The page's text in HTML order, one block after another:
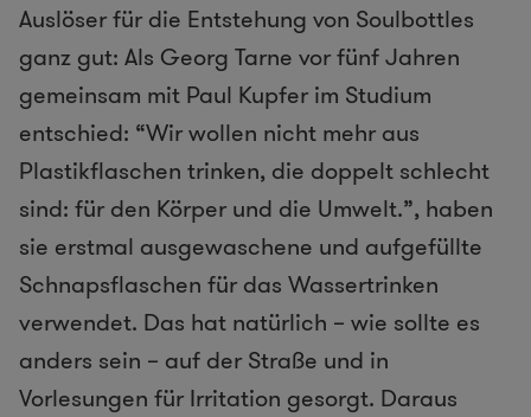
Auslöser für die Entstehung von Soulbottles
ganz gut: Als Georg Tarne vor fünf Jahren
gemeinsam mit Paul Kupfer im Studium
entschied: “Wir wollen nicht mehr aus
Plastikflaschen trinken, die doppelt schlecht
sind: für den Körper und die Umwelt.”, haben
sie erstmal ausgewaschene und aufgefüllte
Schnapsflaschen für das Wassertrinken
verwendet. Das hat natürlich – wie sollte es
anders sein – auf der Straße und in
Vorlesungen für Irritation gesorgt. Daraus